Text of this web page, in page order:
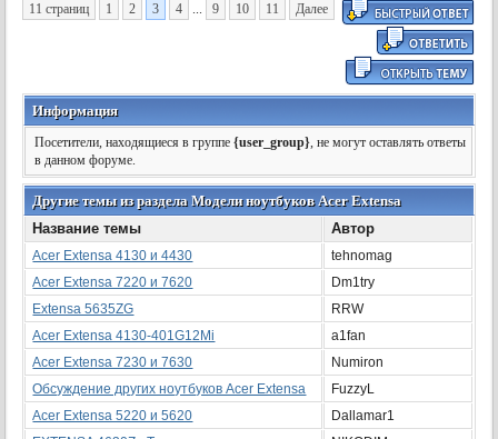
11 страниц 1 2 3 4 ... 9 10 11 Далее
Информация
Посетители, находящиеся в группе{user_group}, не могут оставлять ответы
в данном форуме.
Другие темы из раздела Модели ноутбуков Acer Extensa
Название темы
Автор
Acer Extensa 4130 и 4430
tehnomag
Acer Extensa 7220 и 7620
Dm1try
Extensa 5635ZG
RRW
Acer Extensa 4130-401G12Mi
a1fan
Acer Extensa 7230 и 7630
Numiron
Обсуждение других ноутбуков Acer Extensa
FuzzyL
Acer Extensa 5220 и 5620
Dallamar1